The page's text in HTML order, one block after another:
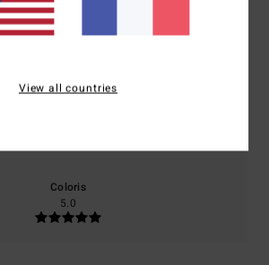
Rapport qualité / prix
Coloris
5.0
View all countries